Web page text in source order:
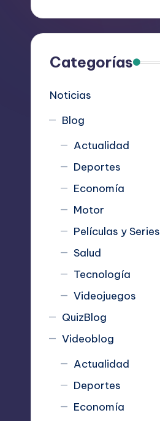
R
e
Categorías
Noticias
Blog
Actualidad
Deportes
Economía
Motor
Películas y Series
Salud
Tecnología
Videojuegos
QuizBlog
Videoblog
Actualidad
Deportes
Economía